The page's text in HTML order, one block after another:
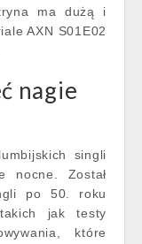
ma dużą i
AXN S01E02
nagie
singli
nocne. Został
po 50. roku
jak testy
które